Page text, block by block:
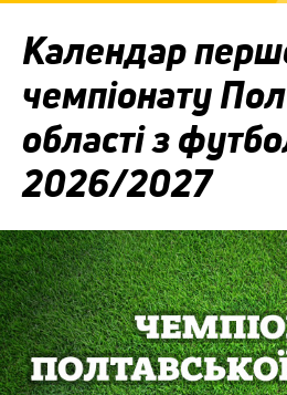
Календар
чемпіонату
області з
2026/2027